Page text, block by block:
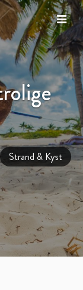
Strand & Kyst